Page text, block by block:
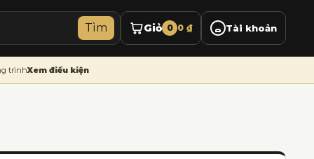
Tìm Giỏ 0 0 ₫ Tài khoản
trìnhXem điều kiện